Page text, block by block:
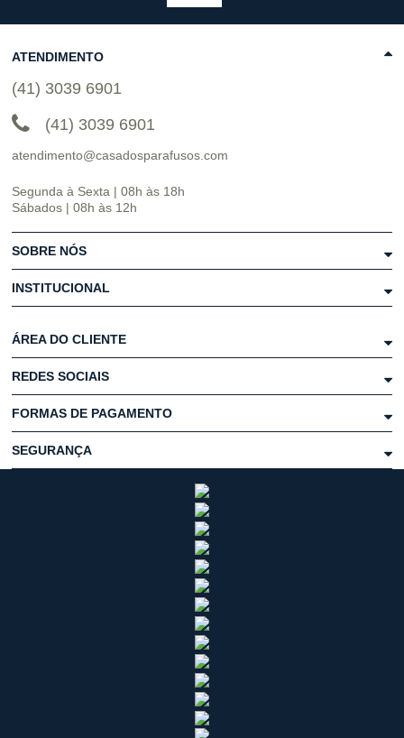
ATENDIMENTO
(41) 3039 6901
(41) 3039 6901
atendimento@casadosparafusos.com
Segunda à Sexta | 08h às 18h
Sábados | 08h às 12h
SOBRE NÓS
INSTITUCIONAL
ÁREA DO CLIENTE
REDES SOCIAIS
FORMAS DE PAGAMENTO
SEGURANÇA